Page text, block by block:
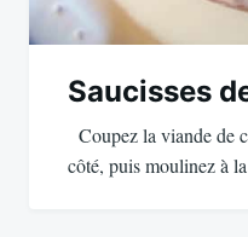
Saucisses
Coupez la viande de
côté, puis moulinez à